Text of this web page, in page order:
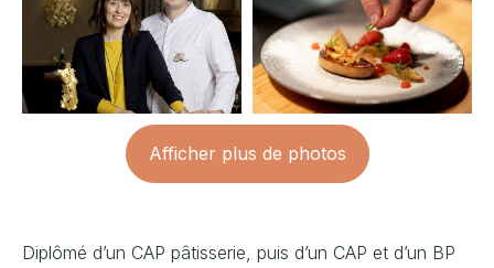
Afficher plus de photos
Diplômé d’un CAP pâtisserie, puis d’un CAP et d’un BP